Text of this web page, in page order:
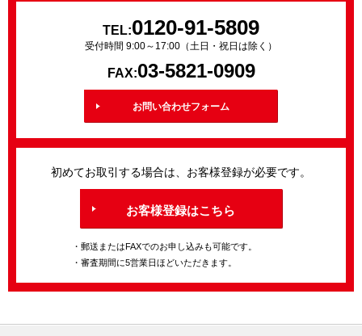
TEL:0120-91-5809
受付時間 9:00～17:00（土日・祝日は除く）
FAX:03-5821-0909
お問い合わせフォーム
初めてお取引する場合は、お客様登録が必要です。
お客様登録はこちら
・郵送またはFAXでのお申し込みも可能です。
・審査期間に5営業日ほどいただきます。